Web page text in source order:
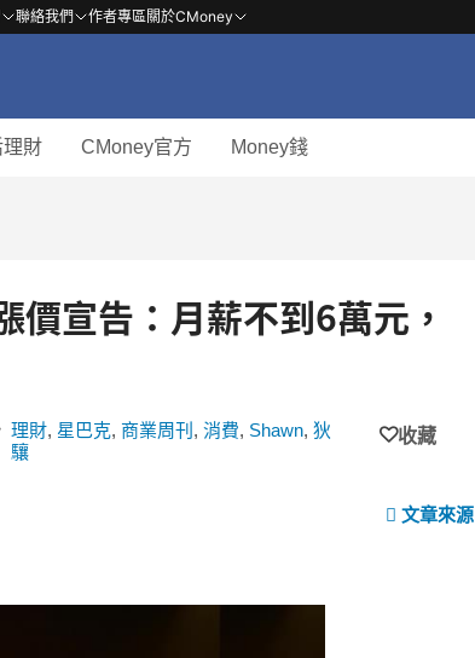
聯絡我們 作者專區關於CMoney
理財 CMoney官方 Money錢
宣告：月薪不到6萬元，
理財, 星巴克, 商業周刊 , 消費, Shawn, 狄
驤
收藏
文章來源